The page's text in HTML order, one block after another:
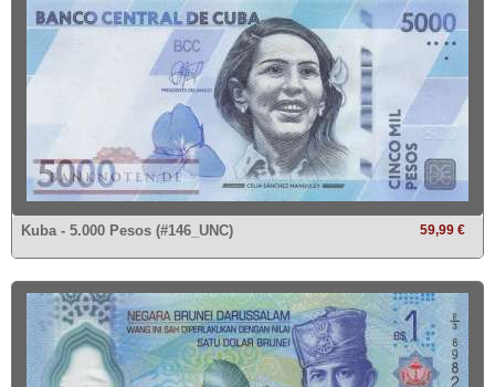
59,99 €
Kuba - 5.000 Pesos (#146_UNC)